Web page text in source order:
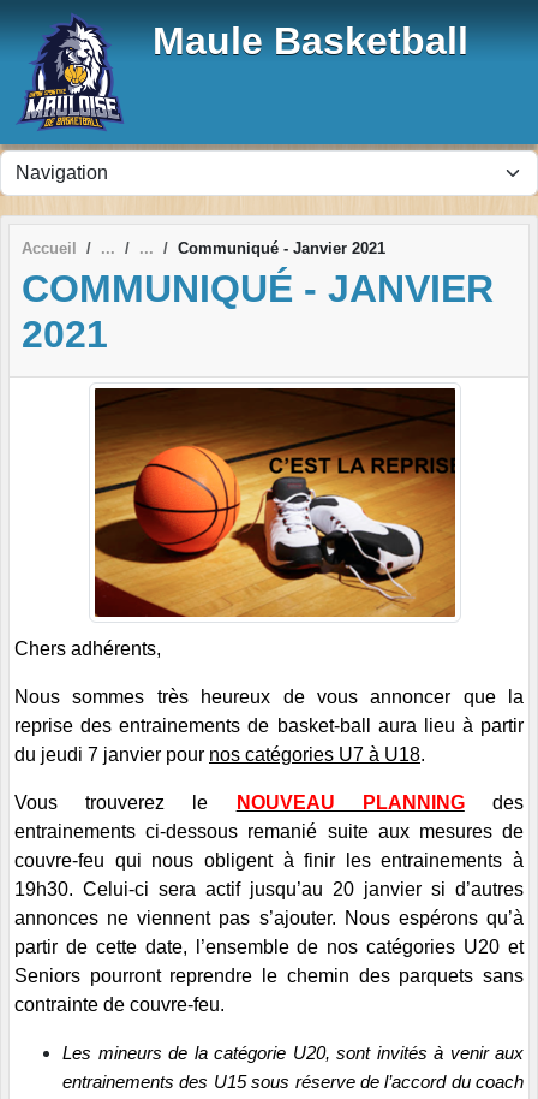
Maule Basketball
Accueil Communiqué - Janvier 2021
COMMUNIQUÉ - JANVIER
2021
Chers adhérents,
Nous sommes très heureux de vous annoncer que la
reprise des entrainements de basket-ball aura lieu à partir
du jeudi 7 janvier pour nos catégories U7 à U18.
Vous trouverez le NOUVEAU PLANNING
des
entrainements ci-dessous remanié suite aux mesures de
couvre-feu qui nous obligent à finir les entrainements à
19h30. Celui-ci sera actif jusqu’au 20 janvier si d’autres
annonces ne viennent pas s’ajouter. Nous espérons qu’à
partir de cette date, l’ensemble de nos catégories U20 et
Seniors pourront reprendre le chemin des parquets sans
contrainte de couvre-feu.
Les mineurs de la catégorie U20, sont invités à venir aux
entrainements des U15 sous réserve de l’accord du coach
Panneau de gestion des cookies